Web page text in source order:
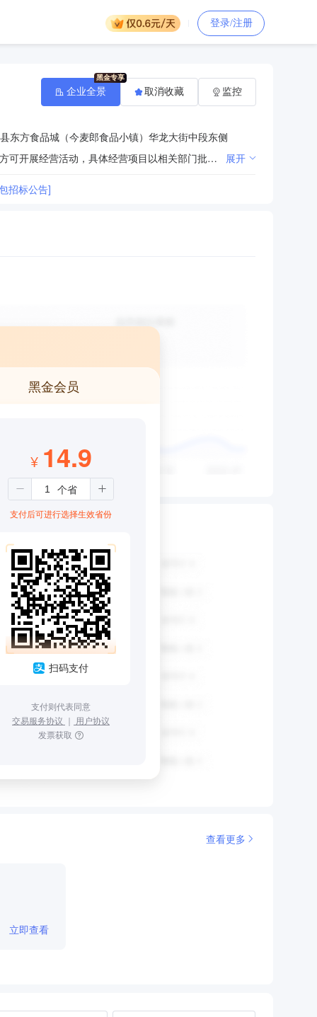
登录/注册
东方食品城（今麦郎食品小镇）华龙大街中段东侧
许可项目：粮食加工食品生产；食品销售；食品添加剂生产。（依法须经批准的项目，经相关部门批准后方可开展经营活动，具体经营项目以相关部门批准文件或许可证件为准）一般项目：食品添加剂销售；粮食收购；谷物销售；技术服务、技术开发、技术咨询、技术交流、技术转让、技术推广；技术进出口；货物进出口；饲料原料销售。（除依法须经批准的项目外，凭营业执照依法自主开展经营活动）
展开
招标公告]
企业全景 取消收藏 监控
黑金会员
¥ 14.9
支付后可进行选择生效省份
扫码支付
支付则代表同意
交易服务协议 ｜ 用户协议
发票获取
查看更多
立即查看